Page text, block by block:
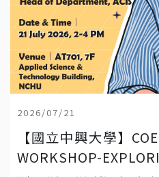
2026/07/21
【國立中興大學】
WORKSHOP-